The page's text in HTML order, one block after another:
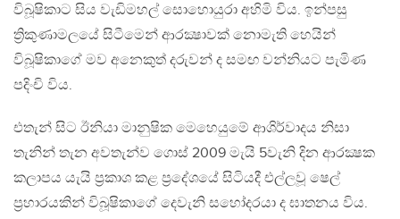
විබූෂිකාට සිය වැඩිමහල් සොහොයුරා අහිමි විය. ඉන්පසු
ත්‍රිකුණාමලයේ සිටීමෙන් ආරක්‍ෂාවක් නොමැති හෙයින්
විබූෂිකාගේ මව අනෙකුත් දරුවන් ද සමඟ වන්නියට පැමිණ
පදිංචි විය.
එතැන් සිට ඊනියා මානුෂික මෙහෙයුමේ ආශිර්වාදය නිසා
තැනින් තැන අවතැන්ව ගොස් 2009 මැයි 5වැනි දින ආරක්‍ෂක
කලාපය යැයි ප්‍රකාශ කළ ප්‍රදේශයේ සිටියදී එල්ලවූ ෂෙල්
ප්‍රහාරයකින් විබූෂිකාගේ දෙවැනි සහෝදරයා ද ඝාතනය විය.